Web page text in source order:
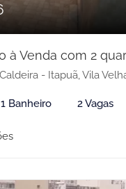
à Venda com 2
- Itapuã, Vila
1 Banheiro 2 Vagas